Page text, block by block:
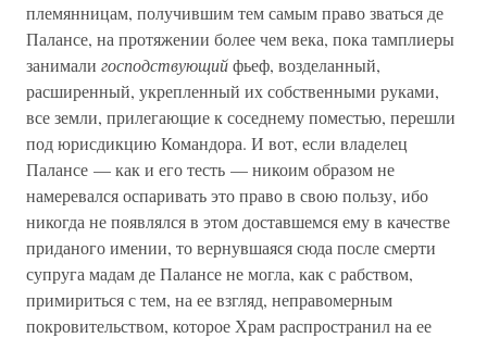
племянницам, получившим тем самым право зваться де
Палансе, на протяжении более чем века, пока тамплиеры
занимали господствующийфьеф, возделанный,
расширенный, укрепленный их собственными руками,
все земли, прилегающие к соседнему поместью, перешли
под юрисдикцию Командора. И вот, если владелец
Палансе — как и его тесть — никоим образом не
намеревался оспаривать это право в свою пользу, ибо
никогда не появлялся в этом доставшемся ему в качестве
приданого имении, то вернувшаяся сюда после смерти
супруга мадам де Палансе не могла, как с рабством,
примириться с тем, на ее взгляд, неправомерным
покровительством, которое Храм распространил на ее